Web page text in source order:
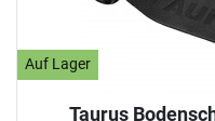
Auf Lager
Taurus